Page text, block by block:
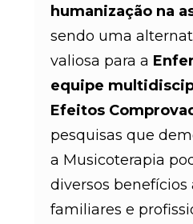
humanização na
sendo uma
valiosa para a
equipe
Efeitos
pesquisas que
a Musicoterapia
diversos benefícios
familiares e